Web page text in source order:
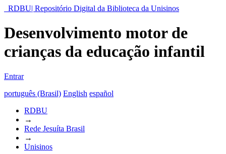
RDBU| Repositório Digital da Biblioteca da Unisinos
Desenvolvimento motor de
crianças da educação infantil
Entrar
português (Brasil) English español
RDBU
→
Rede Jesuíta Brasil
→
Unisinos